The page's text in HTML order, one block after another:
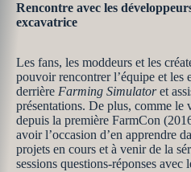
Rencontre avec les
excavatrice
Les fans, les moddeurs et les
pouvoir rencontrer l’équipe et les
derrière Farming Simulatoret
présentations. De plus, comme le
depuis la première FarmCon
avoir l’occasion d’en apprendre
projets en cours et à venir de la
sessions questions-réponses avec